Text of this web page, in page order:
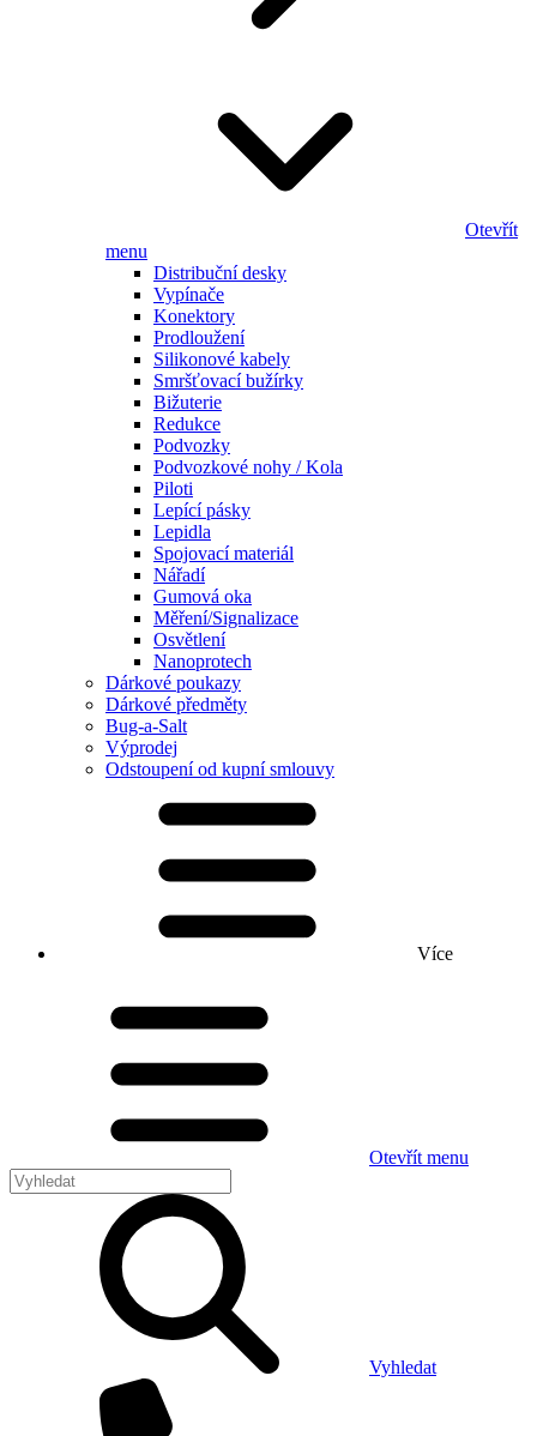
Otevřít
menu
Distribuční desky
Vypínače
Konektory
Prodloužení
Silikonové kabely
Smršťovací bužírky
Bižuterie
Redukce
Podvozky
Podvozkové nohy / Kola
Piloti
Lepící pásky
Lepidla
Spojovací materiál
Nářadí
Gumová oka
Měření/Signalizace
Osvětlení
Nanoprotech
Dárkové poukazy
Dárkové předměty
Bug-a-Salt
Výprodej
Odstoupení od kupní smlouvy
Více
Otevřít menu
Vyhledat